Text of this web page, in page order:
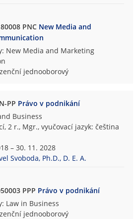
PNC New Media and
New Media and Marketing
jednooborový
PP Právo v podnikání
Business
2 r., Mgr., vyučovací jazyk: čeština
– 30. 11. 2028
Svoboda, Ph.D., D. E. A.
PPP Právo v podnikání
Law in Business
jednooborový